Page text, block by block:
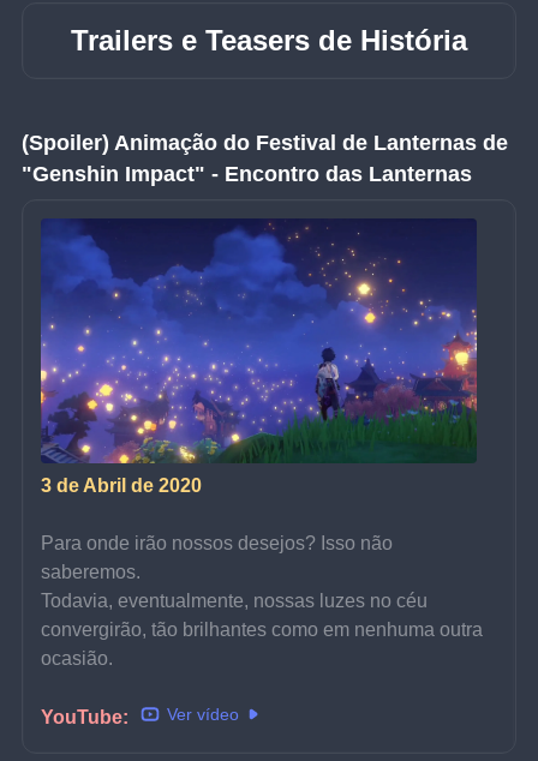
Trailers e Teasers de História
(Spoiler) Animação do Festival de Lanternas de
"Genshin Impact" - Encontro das Lanternas
3 de Abril de 2020
Para onde irão nossos desejos? Isso não
saberemos.
Todavia, eventualmente, nossas luzes no céu
convergirão, tão brilhantes como em nenhuma outra
ocasião.
YouTube: Ver vídeo